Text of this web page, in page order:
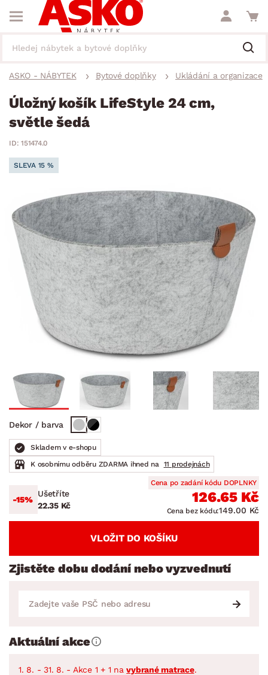
ASKO - NÁBYTEK Bytové doplňky Ukládání a organizace
Úložný košík LifeStyle 24 cm,
světle šedá
ID: 151474.0
SLEVA 15 %
Dekor / barva
Skladem v e-shopu
K osobnímu odběru ZDARMA ihned na
11 prodejnách
-15%
Ušetříte
22.35 Kč
Cena po zadání kódu DOPLNKY
126.65 Kč
Cena bez kódu:149.00 Kč
VLOŽIT DO KOŠÍKU
Zjistěte dobu dodání nebo vyzvednutí
Aktuální akce
1. 8. - 31. 8. - Akce 1 + 1 navybrané matrace.